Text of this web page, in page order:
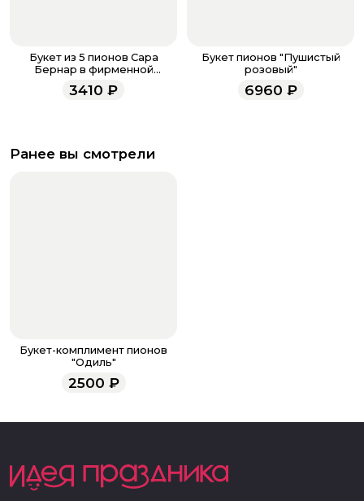
Букет из 5 пионов Сара
Бернар в фирменной
упаковке
3410 ₽
Букет пионов "Пушистый
розовый"
6960 ₽
Ранее вы смотрели
Букет-комплимент пионов
"Одиль"
2500 ₽